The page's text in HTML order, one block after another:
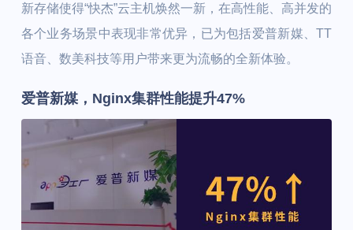
新存储使得“快杰”云主机焕然一新，在高性能、高并发的
各个业务场景中表现非常优异，已为包括爱普新媒、TT
语音、数美科技等用户带来更为流畅的全新体验。
爱普新媒，Nginx集群性能提升47%